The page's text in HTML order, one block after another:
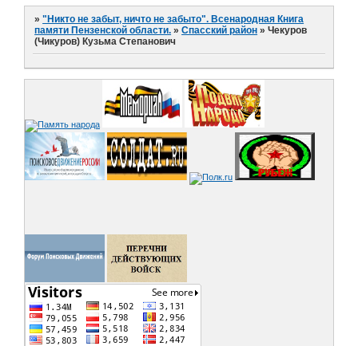
»"Никто не забыт, ничто не забыто". Всенародная Книга
памяти Пензенской области. »Спасский район »Чекуров
(Чикуров) Кузьма Степанович